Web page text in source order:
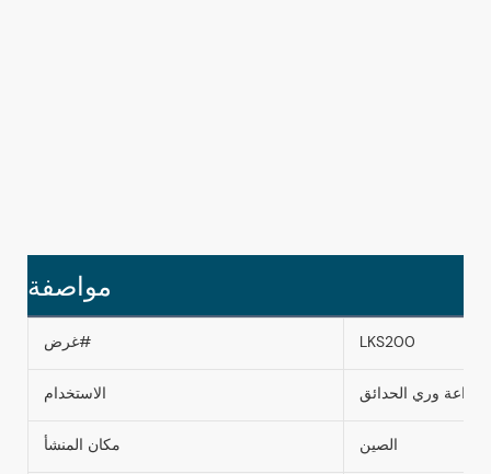
مواصفة
غرض# LKS200
الاستخدام الزراعة وري الحدائق
مكان المنشأ الصين